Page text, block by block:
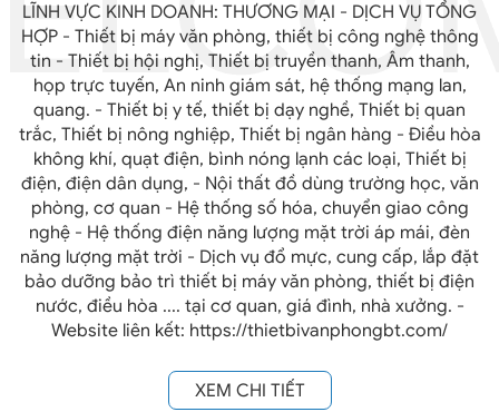
LĨNH VỰC KINH DOANH: THƯƠNG MẠI - DỊCH VỤ TỔNG
HỢP - Thiết bị máy văn phòng, thiết bị công nghệ thông
tin - Thiết bị hội nghị, Thiết bị truyền thanh, Âm thanh,
họp trực tuyến, An ninh giám sát, hệ thống mạng lan,
quang. - Thiết bị y tế, thiết bị dạy nghề, Thiết bị quan
trắc, Thiết bị nông nghiệp, Thiết bị ngân hàng - Điều hòa
không khí, quạt điện, bình nóng lạnh các loại, Thiết bị
điện, điện dân dụng, - Nội thất đồ dùng trường học, văn
phòng, cơ quan - Hệ thống số hóa, chuyển giao công
nghệ - Hệ thống điện năng lượng mặt trời áp mái, đèn
năng lượng mặt trời - Dịch vụ đổ mực, cung cấp, lắp đặt
bảo dưỡng bảo trì thiết bị máy văn phòng, thiết bị điện
nước, điều hòa .... tại cơ quan, giá đình, nhà xưởng. -
Website liên kết: https://thietbivanphongbt.com/
XEM CHI TIẾT